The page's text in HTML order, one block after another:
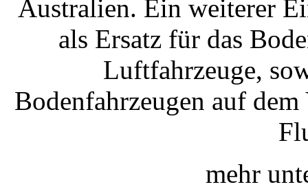
Australien. Ein weiterer
als Ersatz für das
Luftfahrzeuge,
Bodenfahrzeugen auf
mehr